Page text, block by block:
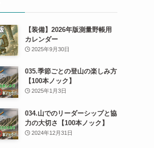
【装備】2026年版測量野帳用
カレンダー
2025年9月30日
035.季節ごとの登山の楽しみ方
【100本ノック】
2025年1月3日
034.山でのリーダーシップと協
力の大切さ【100本ノック】
2024年12月31日